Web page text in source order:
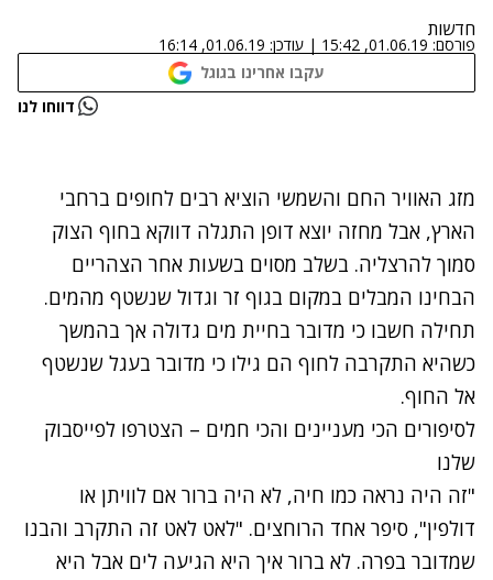
חדשות
פורסם: 01.06.19, 15:42
| עודכן: 01.06.19, 16:14
עקבו אחרינו בגוגל
נתקלנו בבעיה דווחו לנו
מזג האוויר החם והשמשי הוציא רבים לחופים ברחבי
הארץ, אבל מחזה יוצא דופן התגלה דווקא בחוף הצוק
סמוך להרצליה. בשלב מסוים בשעות אחר הצהריים
הבחינו המבלים במקום בגוף זר וגדול שנשטף מהמים.
תחילה חשבו כי מדובר בחיית מים גדולה אך בהמשך
כשהיא התקרבה לחוף הם גילו כי מדובר בעגל שנשטף
אל החוף.
לסיפורים הכי מעניינים והכי חמים – הצטרפו לפייסבוק
שלנו
"זה היה נראה כמו חיה, לא היה ברור אם לוויתן או
דולפין", סיפר אחד הרוחצים. "לאט לאט זה התקרב והבנו
שמדובר בפרה. לא ברור איך היא הגיעה לים אבל היא